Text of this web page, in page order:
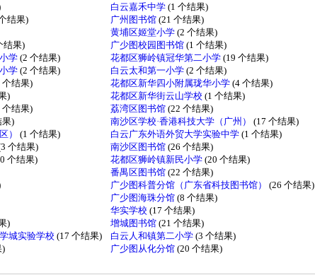
白云嘉禾中学(1 个结果)
结果) 广州图书馆(21 个结果)
黄埔区姬堂小学(2 个结果)
结果) 广少图校园图书馆(1 个结果)
学(2 个结果) 花都区狮岭镇冠华第二小学(19 个结果)
学(2 个结果) 白云太和第一小学(2 个结果)
个结果) 花都区新华四小附属珑华小学(4 个结果)
) 花都区新华街云山学校(1 个结果)
个结果) 荔湾区图书馆(22 个结果)
果) 南沙区学校·香港科技大学（广州）(17 个结果)
）(1 个结果) 白云广东外语外贸大学实验中学(1 个结果)
个结果) 南沙区图书馆(26 个结果)
个结果) 花都区狮岭镇新民小学(20 个结果)
番禺区图书馆(22 个结果)
广少图科普分馆（广东省科技图书馆）(26 个结果)
广少图海珠分馆(8 个结果)
华实学校(17 个结果)
) 增城图书馆(21 个结果)
城实验学校(17 个结果) 白云人和镇第二小学(3 个结果)
) 广少图从化分馆(20 个结果)